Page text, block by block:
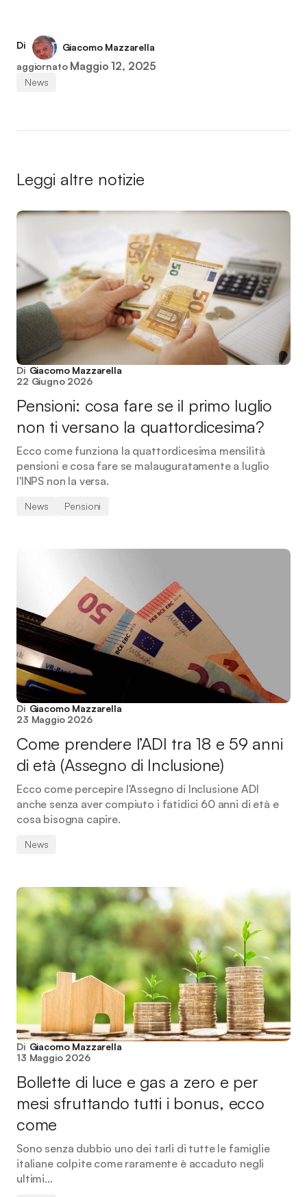
Di
Giacomo Mazzarella
aggiornato Maggio 12, 2025
News
Leggi altre notizie
Di Giacomo Mazzarella
22 Giugno 2026
Pensioni: cosa fare se il primo luglio
non ti versano la quattordicesima?
Ecco come funziona la quattordicesima mensilità
pensioni e cosa fare se malauguratamente a luglio
l'INPS non la versa.
News Pensioni
Di Giacomo Mazzarella
23 Maggio 2026
Come prendere l’ADI tra 18 e 59 anni
di età (Assegno di Inclusione)
Ecco come percepire l'Assegno di Inclusione ADI
anche senza aver compiuto i fatidici 60 anni di età e
cosa bisogna capire.
News
Di Giacomo Mazzarella
13 Maggio 2026
Bollette di luce e gas a zero e per
mesi sfruttando tutti i bonus, ecco
come
Sono senza dubbio uno dei tarli di tutte le famiglie
italiane colpite come raramente è accaduto negli
ultimi…